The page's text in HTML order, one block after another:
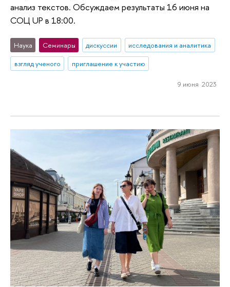
анализ текстов. Обсуждаем результаты 16 июня на
СОЦ UP в 18:00.
Наука Семинары дискуссии
исследования и аналитика
взгляд ученого
приглашение к участию
9 июня 2023